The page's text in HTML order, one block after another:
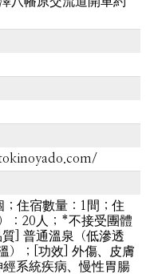
；住宿數量：1間；住
：20人；*不接受團體
] 普通溫泉（低滲透
）；[功效] 外傷、皮膚
系統疾病、慢性胃腸